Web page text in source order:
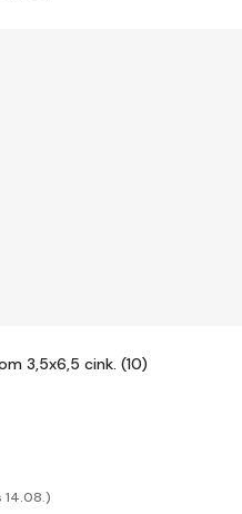
3,5x6,5 cink. (10)
14.08.)